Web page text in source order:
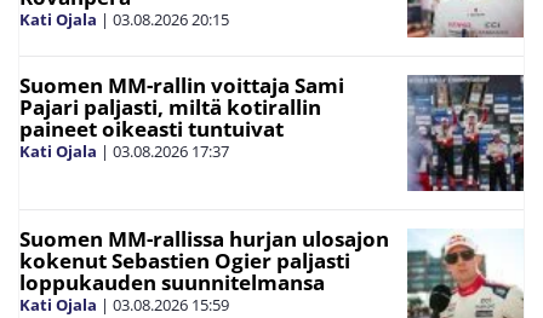
Kati Ojala | 03.08.202620:15
Suomen MM-rallin voittaja Sami
Pajari paljasti, miltä kotirallin
paineet oikeasti tuntuivat
Kati Ojala | 03.08.2026 17:37
Suomen MM-rallissa hurjan ulosajon
kokenut Sebastien Ogier paljasti
loppukauden suunnitelmansa
Kati Ojala | 03.08.2026 15:59